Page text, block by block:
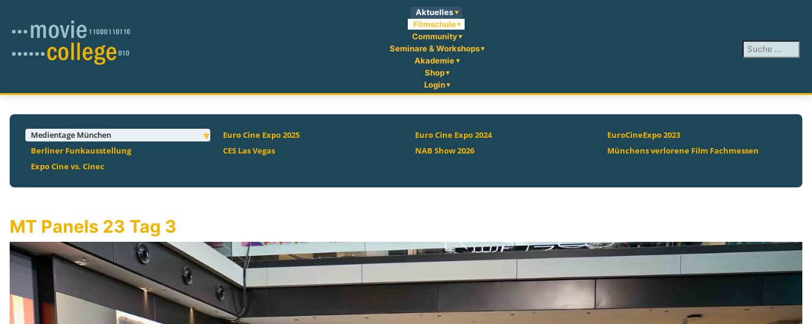
Aktuelles
Filmschule
Community
Seminare & Workshops
Akademie
Shop
Login
Suchen ...
Medientage München Euro Cine Expo 2025 Euro Cine Expo 2024
EuroCineExpo 2023
Berliner Funkausstellung
CES Las Vegas NAB Show 2026
Münchens verlorene Film Fachmessen
Expo Cine vs. Cinec
MT Panels 23 Tag 3